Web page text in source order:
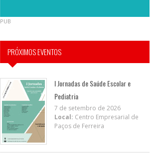
PUB
PRÓXIMOS EVENTOS
I Jornadas de Saúde Escolar e
Pediatria
7 de setembro de 2026
Local: Centro Empresarial de
Paços de Ferreira